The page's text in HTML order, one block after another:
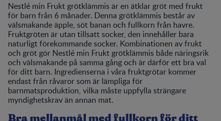
Nestlé min Frukt grötklämmis är en ätklar gröt med frukt
för barn från 6 månader. Denna grötklämmis består av
välsmakande äpple, söt banan och fullkorn från havre.
Fruktgröten är utan tillsatt socker, den innehåller bara
naturligt förekommande socker. Kombinationen av frukt
och gröt gör Nestlé min Frukt grötklämmis både näringsrik
och välsmakande på samma gång och är därför ett bra val
för ditt barn. Ingredienserna i våra fruktgrötar kommer
endast från råvaror som är lämpliga för
barnmatsproduktion, vilka måste uppfylla strängare
myndighetskrav än annan mat.
Bra mellanmål med fullkorn för ditt